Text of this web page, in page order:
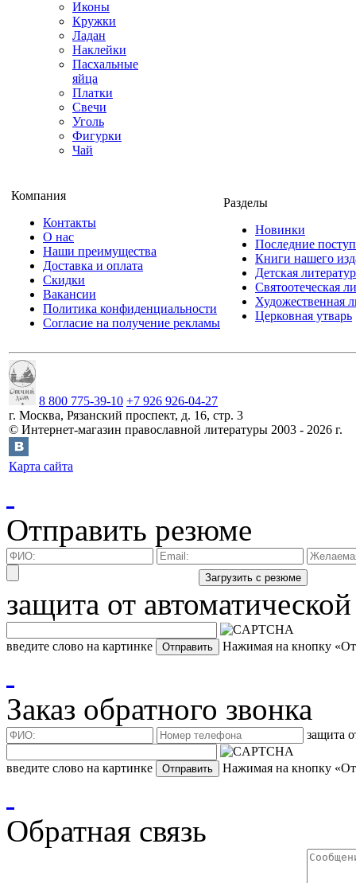
Иконы
Кружки
Ладан
Наклейки
Пасхальные
яйца
Платки
Свечи
Уголь
Фигурки
Чай
Компания
Контакты
О нас
Наши преимущества
Доставка и оплата
Скидки
Вакансии
Политика конфиденциальности
Согласие на получение рекламы
Разделы
Новинки
Последние
Книги нашего
Детская
Святоотеческая
Художественная
Церковная утварь
8 800 775-39-10 +7 926 926-04-27
г. Москва, Рязанский проспект, д. 16, стр. 3
© Интернет-магазин православной литературы 2003 - 2026 г.
Карта сайта
Отправить резюме
защита от
введите слово на картинке Нажимая на кнопку
Заказ обратного звонка
защита
введите слово на картинке Нажимая на кнопку
Обратная связь